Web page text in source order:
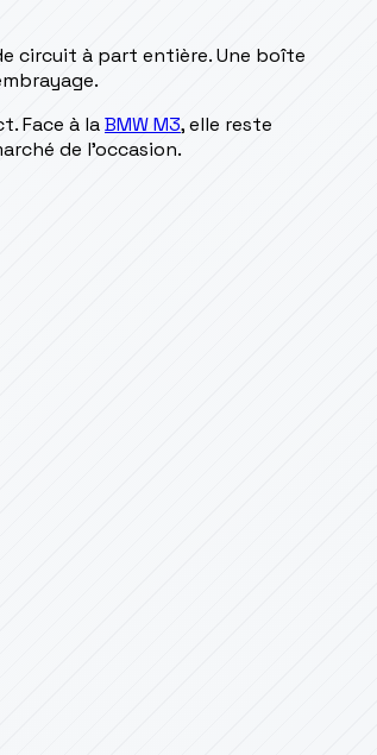
circuit à part entière. Une boîte
Face à laBMW M3, elle reste
de l'occasion.